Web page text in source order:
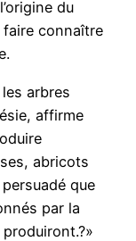
du
connaître
arbres
affirme
abricots
que
par la